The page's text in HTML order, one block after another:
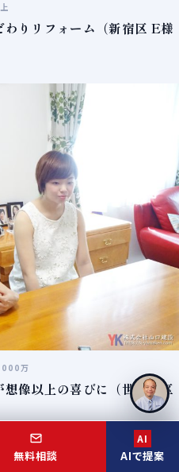
りリフォーム（新宿区 E様
万
想像以上の喜びに（世田谷区
無料相談
AI
AIで提案